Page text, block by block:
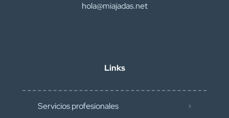
hola@miajadas.net
Links
Servicios profesionales